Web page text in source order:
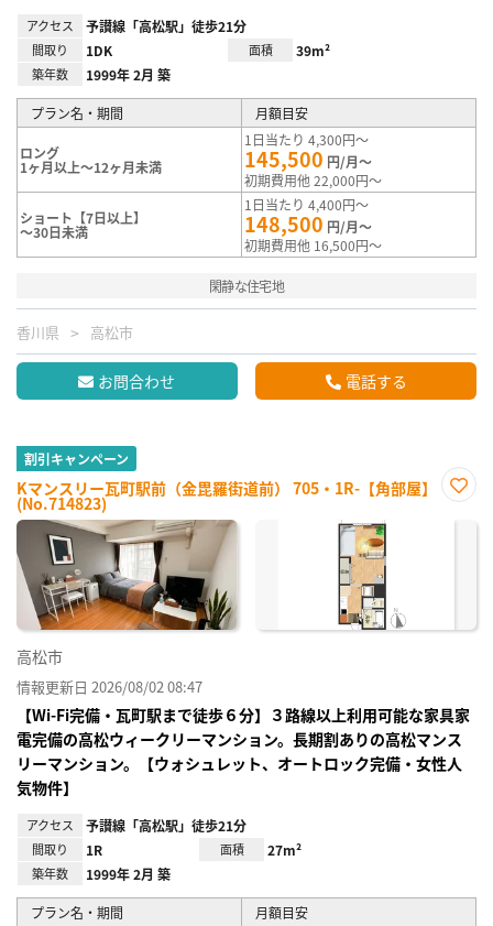
アクセス 予讃線「高松駅」徒歩21分
間取り 1DK 面積 39m²
築年数 1999年 2月 築
プラン名・期間 月額目安
ロング
1ヶ月以上～12ヶ月未満
1日当たり 4,300円～
145,500 円/月～
初期費用他 22,000円～
ショート【7日以上】
～30日未満
1日当たり 4,400円～
148,500 円/月～
初期費用他 16,500円～
閑静な住宅地
香川県 高松市
お問合わせ 電話する
割引キャンペーン
Kマンスリー瓦町駅前（金毘羅街道前） 705・1R-【角部屋】
(No.714823)
に入
高松市
情報更新日 2026/08/02 08:47
【Wi-Fi完備・瓦町駅まで徒歩６分】３路線以上利用可能な家具家
電完備の高松ウィークリーマンション。長期割ありの高松マンス
リーマンション。【ウォシュレット、オートロック完備・女性人
気物件】
アクセス 予讃線「高松駅」徒歩21分
間取り 1R 面積 27m²
築年数 1999年 2月 築
プラン名・期間 月額目安